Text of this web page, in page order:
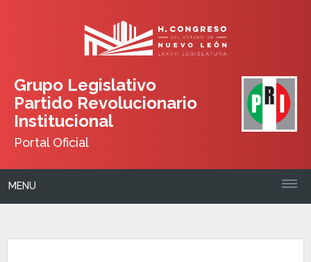
Grupo Legislativo
Partido Revolucionario
Institucional
Portal Oficial
MENU